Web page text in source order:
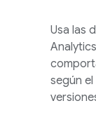
Usa las
Analytics
según